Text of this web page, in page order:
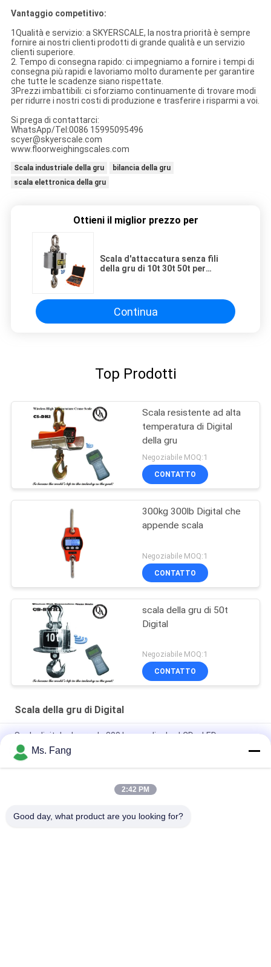
Vantaggio competitivo:
1Qualità e servizio: a SKYERSCALE, la nostra priorità è sempre
fornire ai nostri clienti prodotti di grande qualità e un servizio
clienti superiore.
2. Tempo di consegna rapido: ci impegniamo a fornire i tempi di
consegna più rapidi e lavoriamo molto duramente per garantire
che tutte le scadenze siano rispettate.
3Prezzi imbattibili: ci sforziamo continuamente di trovare modi
per ridurre i nostri costi di produzione e trasferire i risparmi a voi.
Si prega di contattarci:
WhatsApp/Tel:0086 15995095496
scyer@skyerscale.com
www.floorweighingscales.com
Scala industriale della gru
bilancia della gru
scala elettronica della gru
Ottieni il miglior prezzo per
Scala d'attaccatura senza fili
della gru di 10t 30t 50t per
Continua
Top Prodotti
Scala resistente ad alta
temperatura di Digital
della gru
Negoziabile MOQ:1
CONTATTO
300kg 300lb Digital che
appende scala
Negoziabile MOQ:1
CONTATTO
scala della gru di 50t
Digital
Negoziabile MOQ:1
CONTATTO
Scala della gru di Digital
Scale digitale da gru da 300 kg con display LCD a LED
300 kg Scala elettronica di grana di acciaio azionata Scala
digitale sospesa 3*AA Batteria secca
300KG scala di gru digitale 0,3 tonnellate Mini gancio sospeso
Ms. Fang
2:42 PM
Good day, what product are you looking for?